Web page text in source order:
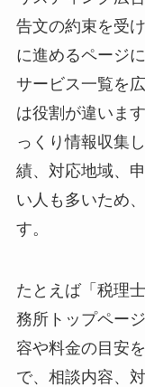
告文の約束を受
に進めるページ
サービス一覧を
は役割が違いま
っくり情報収集
績、対応地域、
い人も多いため
す。
たとえば「税理
務所トップペー
容や料金の目安
で、相談内容、